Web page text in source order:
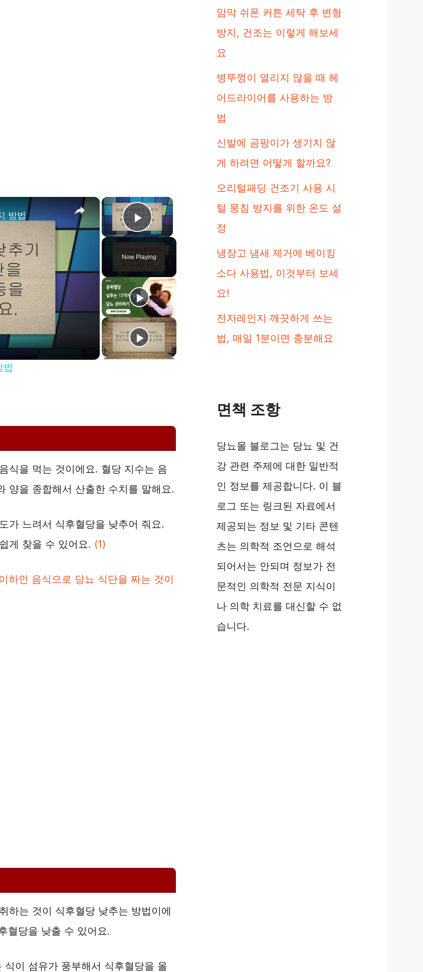
×
Play Video
Now Playing
×
방법
식을 먹는 것이에요. 혈당 지수는 음
양을 종합해서 산출한 수치를 말해요.
가 느려서 식후혈당을 낮추어 줘요.
게 찾을 수 있어요. (1)
하인 음식으로 당뇨 식단을 짜는 것이
하는 것이 식후혈당 낮추는 방법이에
혈당을 낮출 수 있어요.
이 섬유가 풍부해서 식후혈당을 올
암막 쉬폰 커튼 세탁 후 변형
방지, 건조는 이렇게 해보세
요
병뚜껑이 열리지 않을 때 헤
어드라이어를 사용하는 방
법
신발에 곰팡이가 생기지 않
게 하려면 어떻게 할까요?
오리털패딩 건조기 사용 시
털 뭉침 방지를 위한 온도 설
정
냉장고 냄새 제거에 베이킹
소다 사용법, 이것부터 보세
요!
전자레인지 깨끗하게 쓰는
법, 매일 1분이면 충분해요
면책 조항
당뇨몰 블로그는 당뇨 및 건
강 관련 주제에 대한 일반적
인 정보를 제공합니다. 이 블
로그 또는 링크된 자료에서
제공되는 정보 및 기타 콘텐
츠는 의학적 조언으로 해석
되어서는 안되며 정보가 전
문적인 의학적 전문 지식이
나 의학 치료를 대신할 수 없
습니다.